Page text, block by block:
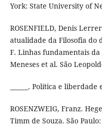
York: State University of
ROSENFIELD, Denis
atualidade da Filosofia do
F. Linhas fundamentais
Meneses et al. São
______. Política e
ROSENZWEIG, Franz.
Timm de Souza. São